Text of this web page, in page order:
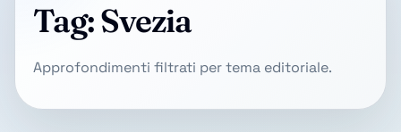
Tag: Svezia
Approfondimenti filtrati per tema editoriale.